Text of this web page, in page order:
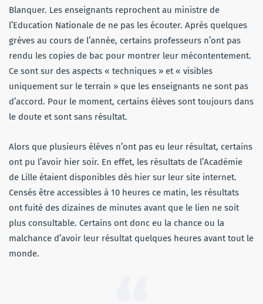
Blanquer. Les enseignants reprochent au ministre de
l’Education Nationale de ne pas les écouter. Après quelques
grèves au cours de l’année, certains professeurs n’ont pas
rendu les copies de bac pour montrer leur mécontentement.
Ce sont sur des aspects « techniques » et « visibles
uniquement sur le terrain » que les enseignants ne sont pas
d’accord. Pour le moment, certains élèves sont toujours dans
le doute et sont sans résultat.
Alors que plusieurs élèves n’ont pas eu leur résultat, certains
ont pu l’avoir hier soir. En effet, les résultats de l’Académie
de Lille étaient disponibles dès hier sur leur site internet.
Censés être accessibles à 10 heures ce matin, les résultats
ont fuité des dizaines de minutes avant que le lien ne soit
plus consultable. Certains ont donc eu la chance ou la
malchance d’avoir leur résultat quelques heures avant tout le
monde.